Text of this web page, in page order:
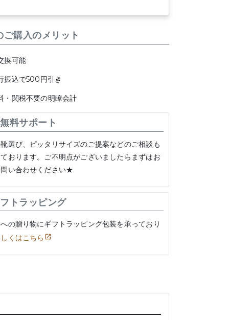
ご購入のメリット
換可能
振込で500円引き
・関税不要の明瞭会計
料サポート
選び、ピッタリサイズのご提案などのご相談も
おります。ご不明点がございましたらまずはお
い合わせください★
トラッピング
の贈り物にギフトラッピング包装を承っており
くはこちら